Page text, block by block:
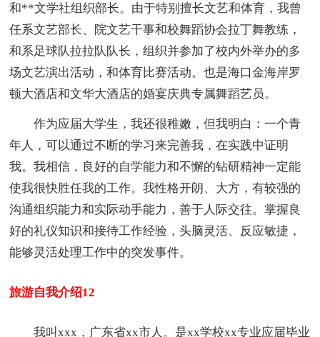
和**文学社组织部长。由于特别擅长文艺和体育，我曾
任系文艺部长、院文艺干事和校舞蹈协会拉丁舞教练，
和系足球队拉拉队队长，组织并参加了校内外举办的多
场文艺演出活动，和体育比赛活动。也是海口金海岸罗
顿大酒店和文华大酒店的婚宴庆典专属舞蹈艺员。
作为应届大学生，我还很稚嫩，但我明白：一个青
年人，可以通过不断的学习来完善我，在实践中证明
我。我相信，良好的自学能力和不懈的钻研精神一定能
使我很快胜任我的工作。我性格开朗、大方，有较强的
沟通组织能力和实际动手能力，善于人际交往。掌握良
好的礼仪知识和接待工作经验，头脑灵活、反应敏捷，
能够灵活处理工作中的突发事件。
旅游自我介绍12
我叫xxx，广东省xx市人。是xx学校xx专业应届毕业